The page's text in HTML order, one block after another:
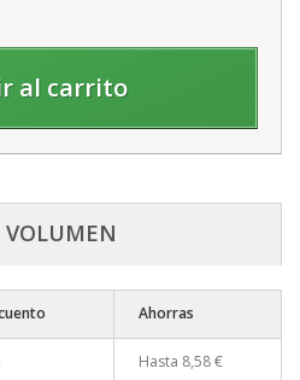
al carrito
VOLUMEN
Ahorras
Hasta 8,58 €